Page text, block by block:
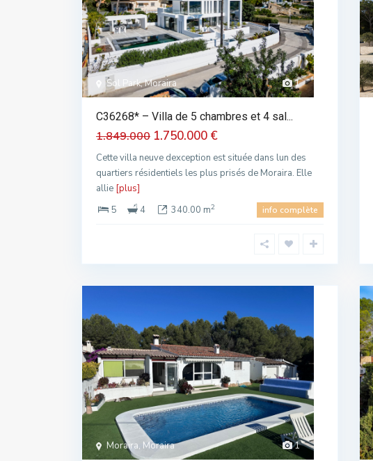
1
Sol Park, Moraira
C36268* – Villa de 5 chambres et 4 sal...
1.849.000 1.750.000 €
Cette villa neuve dexception est située dans lun des
quartiers résidentiels les plus prisés de Moraira. Elle
allie [plus]
5
4 340.00 m2 info complète
1
Moraira, Moraira